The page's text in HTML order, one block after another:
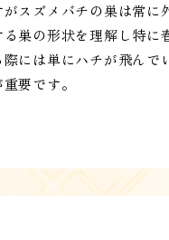
スズメバチの巣は常に
巣の形状を理解し特に
には単にハチが飛んで
要です。